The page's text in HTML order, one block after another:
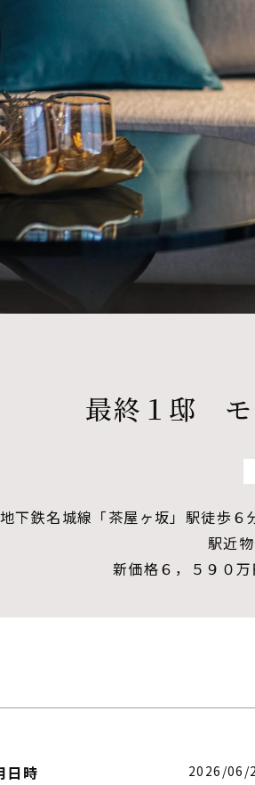
最終１邸 モ
下鉄名城線「茶屋ヶ坂」駅徒歩６
駅近
新価格６，５９０
日時 2026/06/